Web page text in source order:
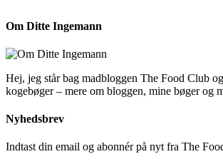
Om Ditte Ingemann
Hej, jeg står bag madbloggen The Food Club
kogebøger – mere om bloggen, mine bøger og
Nyhedsbrev
Indtast din email og abonnér på nyt fra The